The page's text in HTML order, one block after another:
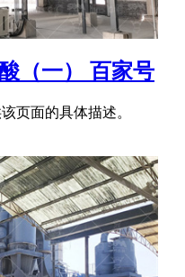
（一） 百家号
页面的具体描述。